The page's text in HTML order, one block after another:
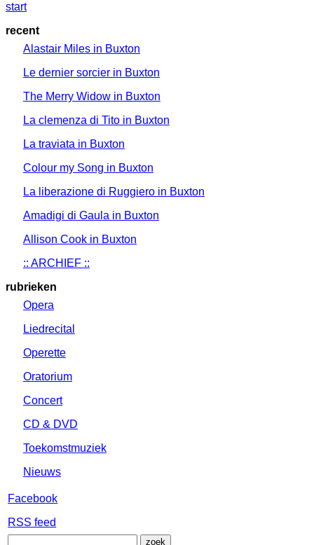
start
recent
Alastair Miles in Buxton
Le dernier sorcier in Buxton
The Merry Widow in Buxton
La clemenza di Tito in Buxton
La traviata in Buxton
Colour my Song in Buxton
La liberazione di Ruggiero in Buxton
Amadigi di Gaula in Buxton
Allison Cook in Buxton
:: ARCHIEF ::
rubrieken
Opera
Liedrecital
Operette
Oratorium
Concert
CD & DVD
Toekomstmuziek
Nieuws
Facebook
RSS feed